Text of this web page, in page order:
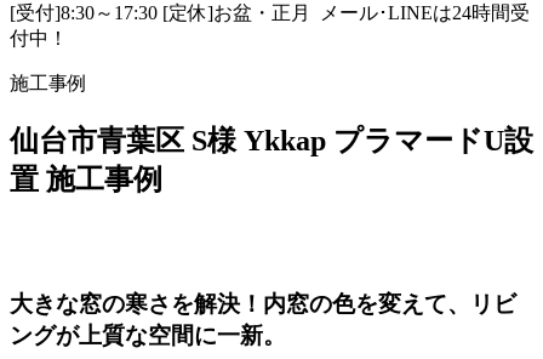
[受付]8:30～17:30 [定休]お盆・正月
メール･LINEは24時間受
付中！
施工事例
仙台市青葉区 S様 Ykkap プラマードU設
置 施工事例
大きな窓の寒さを解決！内窓の色を変えて、リビ
ングが上質な空間に一新。